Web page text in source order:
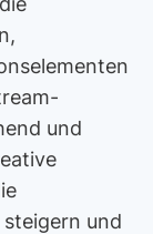
und
und